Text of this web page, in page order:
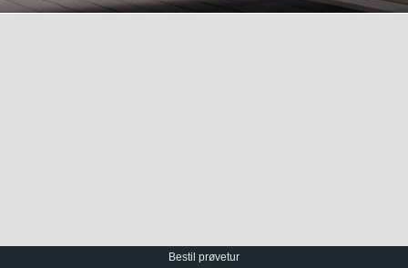
Bestil prøvetur